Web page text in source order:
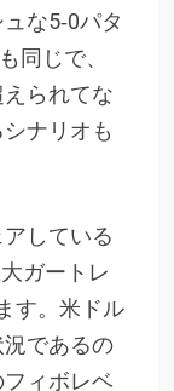
な5‐0パタ
同じで、
られてな
ナリオも
している
ガートレ
す。米ドル
であるの
ィボレベ